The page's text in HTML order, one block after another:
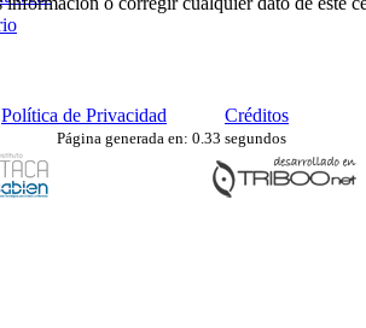
Política de Privacidad
Créditos
Página generada en: 0.33 segundos